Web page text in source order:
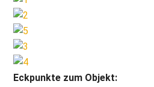
Eckpunkte zum Objekt: